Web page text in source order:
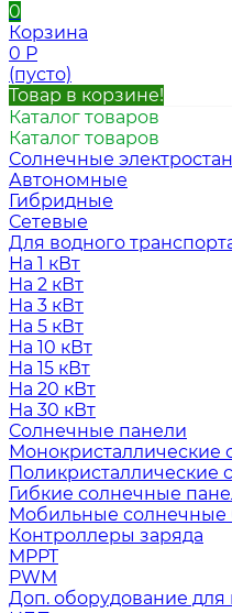
0
Корзина
0 Р
(пусто)
Товар в корзине!
Каталог товаров
Каталог товаров
Солнечные
Автономные
Гибридные
Сетевые
Для водного
На 1 кВт
На 2 кВт
На 3 кВт
На 5 кВт
На 10 кВт
На 15 кВт
На 20 кВт
На 30 кВт
Солнечные панели
Монокристаллические
Поликристаллические
Гибкие солнечные
Мобильные солнечные
Контроллеры заряда
MPPT
PWM
Доп. оборудование для